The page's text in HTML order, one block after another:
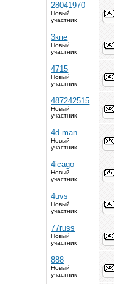
28041970
Новый
участник
3кпе
Новый
участник
4715
Новый
участник
487242515
Новый
участник
4d-man
Новый
участник
4icago
Новый
участник
4uvs
Новый
участник
77russ
Новый
участник
888
Новый
участник